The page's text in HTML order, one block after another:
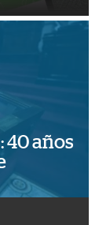
40 años